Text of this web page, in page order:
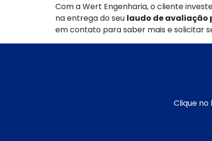
Com a Wert Engenharia, o cliente
na entrega do seu laudo de avaliação
em contato para saber mais e solicitar
Clique